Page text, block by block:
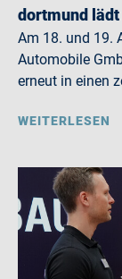
dortmund
Am 18. und 19.
Automobile
erneut in einen
WEITERLESEN